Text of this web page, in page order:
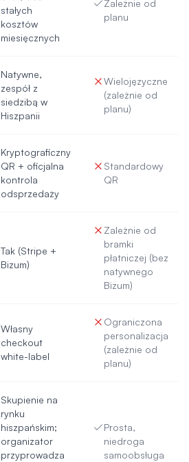
stałych
kosztów
miesięcznych
Zależnie od
planu
Natywne,
zespół z
siedzibą w
Hiszpanii
Wielojęzyczne
(zależnie od
planu)
Kryptograficzny
QR + oficjalna
kontrola
odsprzedaży
Standardowy
QR
Tak (Stripe +
Bizum)
Zależnie od
bramki
płatniczej (bez
natywnego
Bizum)
Własny
checkout
white-label
Ograniczona
personalizacja
(zależnie od
planu)
Skupienie na
rynku
hiszpańskim;
organizator
przyprowadza
Prosta,
niedroga
samoobsługa